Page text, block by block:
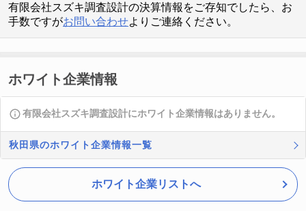
有限会社スズキ調査設計の決算情報をご存知でしたら、お
手数ですがお問い合わせよりご連絡ください。
ホワイト企業情報
有限会社スズキ調査設計にホワイト企業情報はありません。
秋田県のホワイト企業情報一覧
ホワイト企業リストへ